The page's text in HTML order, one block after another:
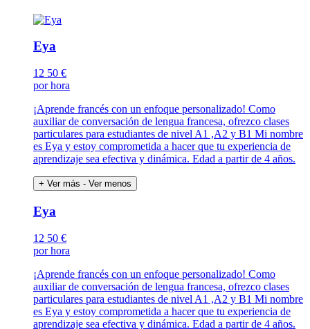
Eya
12 50 €
por hora
¡Aprende francés con un enfoque personalizado! Como
auxiliar de conversación de lengua francesa, ofrezco clases
particulares para estudiantes de nivel A1 ,A2 y B1 Mi nombre
es Eya y estoy comprometida a hacer que tu experiencia de
aprendizaje sea efectiva y dinámica. Edad a partir de 4 años.
+ Ver más - Ver menos
Eya
12 50 €
por hora
¡Aprende francés con un enfoque personalizado! Como
auxiliar de conversación de lengua francesa, ofrezco clases
particulares para estudiantes de nivel A1 ,A2 y B1 Mi nombre
es Eya y estoy comprometida a hacer que tu experiencia de
aprendizaje sea efectiva y dinámica. Edad a partir de 4 años.